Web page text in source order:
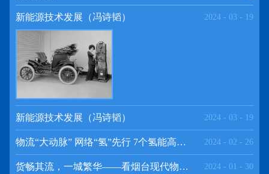
新能源技术发展（冯诗韬） 2024 - 03 - 19
新能源技术发展（冯诗韬） 2024 - 03 - 19
物流“大动脉” 网络“氢”先行 7个氢能高速场景落地京津冀 2024 - 02 - 26
货畅其流，一城繁华——看烟台现代物流发展 2024 - 01 - 30
频道
>>